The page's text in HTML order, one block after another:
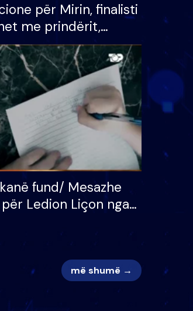
për Mirin, finalisti
me prindërit,
dhe bashkëshorten:
ndonjë letër divorci
fund/ Mesazhe
Ledion Liçon nga
më shumë →